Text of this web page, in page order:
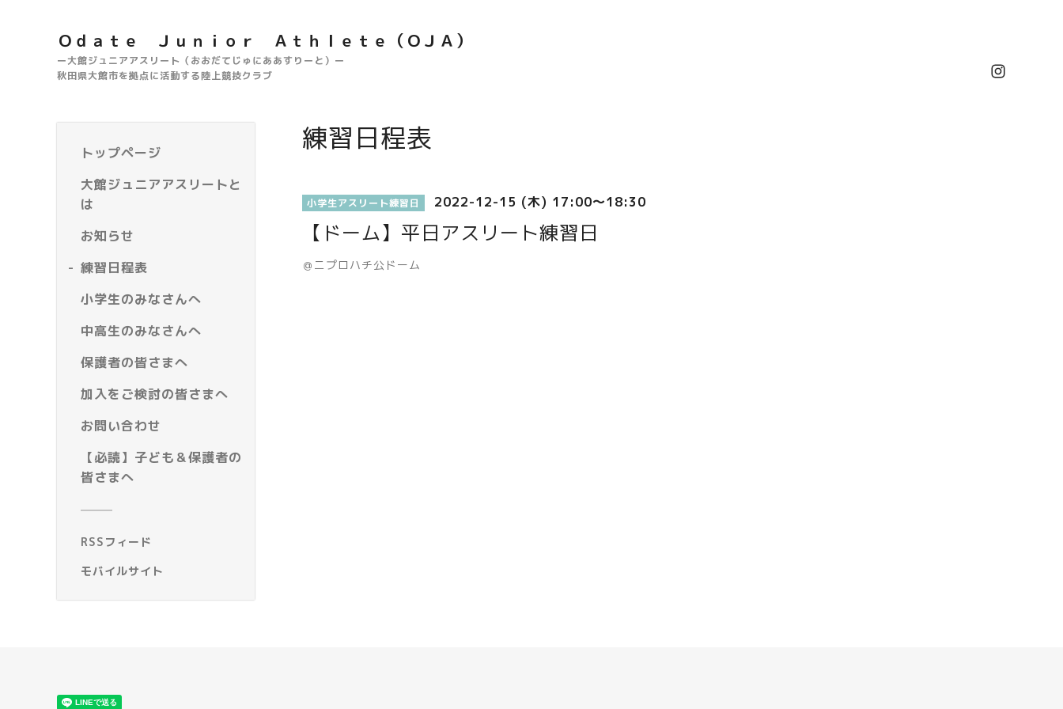
Ｏｄａｔｅ Ｊｕｎｉｏｒ Ａｔｈｌｅｔｅ（ＯＪＡ）
ー大館ジュニアアスリート（おおだてじゅにああすりーと）ー
秋田県大館市を拠点に活動する陸上競技クラブ
トップページ
大館ジュニアアスリートと
は
お知らせ
練習日程表
小学生のみなさんへ
中高生のみなさんへ
保護者の皆さまへ
加入をご検討の皆さまへ
お問い合わせ
【必読】子ども＆保護者の
皆さまへ
RSSフィード
モバイルサイト
練習日程表
小学生アスリート練習日 2022-12-15 (木) 17:00～18:30
【ドーム】平日アスリート練習日
＠ニプロハチ公ドーム